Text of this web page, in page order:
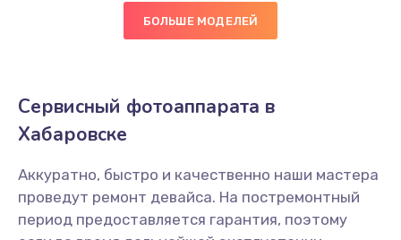
БОЛЬШЕ МОДЕЛЕЙ
Сервисный фотоаппарата в
Хабаровске
Аккуратно, быстро и качественно наши мастера
проведут ремонт девайса. На постремонтный
период предоставляется гарантия, поэтому